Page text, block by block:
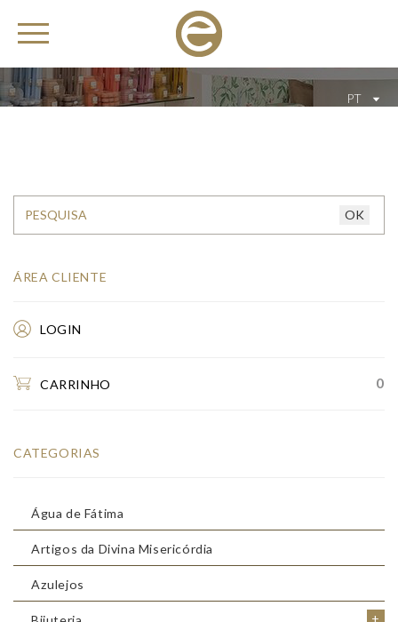
PT
ÁREA CLIENTE
LOGIN
CARRINHO 0
CATEGORIAS
Água de Fátima
Artigos da Divina Misericórdia
Azulejos
+